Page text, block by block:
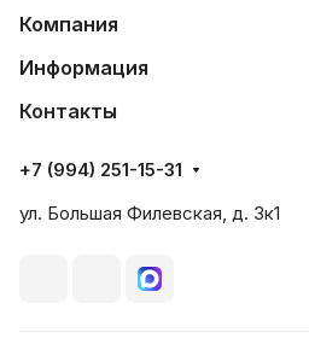
Компания
Информация
Контакты
+7 (994) 251-15-31
ул. Большая Филевская, д. 3к1